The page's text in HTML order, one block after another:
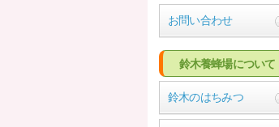
お問い合わせ
鈴木養蜂場について
鈴木のはちみつ